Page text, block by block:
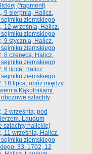
(fragment)
9 sierpnia, Halicz.
sejmiku ziemskiego
12 września, Halicz.
sejmiku ziemskiego
9 stycznia, Halicz.
sejmiku ziemskiego
8 czerwca, Halicz.
sejmiku ziemskiego
6 lipca, Halicz.
sejmiku ziemskiego
18 lipca, obóz między
a Kąkolnikami.
obozowe szlachty
2 września, pod
Laudum
szlachty halickiej
11 września, Halicz.
sejmiku ziemskiego
33. 1702, 12